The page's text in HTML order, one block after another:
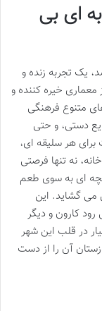
ای بی
یک تجربه زنده و
خیره کننده و
متنوع فرهنگی
دستی، و حتی
هر سلیقه ای،
نه تنها فرصتی
ای به سوی طعم
می گشاید. این
کارون و دیگر
در قلب این شهر
آن را از دست